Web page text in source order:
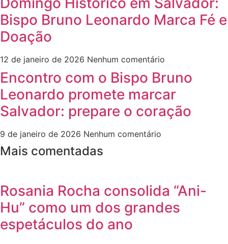
Bispo Bruno Leonardo Marca Fé e
Doação
12 de janeiro de 2026 Nenhum comentário
Encontro com o Bispo Bruno
Leonardo promete marcar
Salvador: prepare o coração
9 de janeiro de 2026 Nenhum comentário
Mais comentadas
Rosania Rocha consolida “Ani-
Hu” como um dos grandes
espetáculos do ano